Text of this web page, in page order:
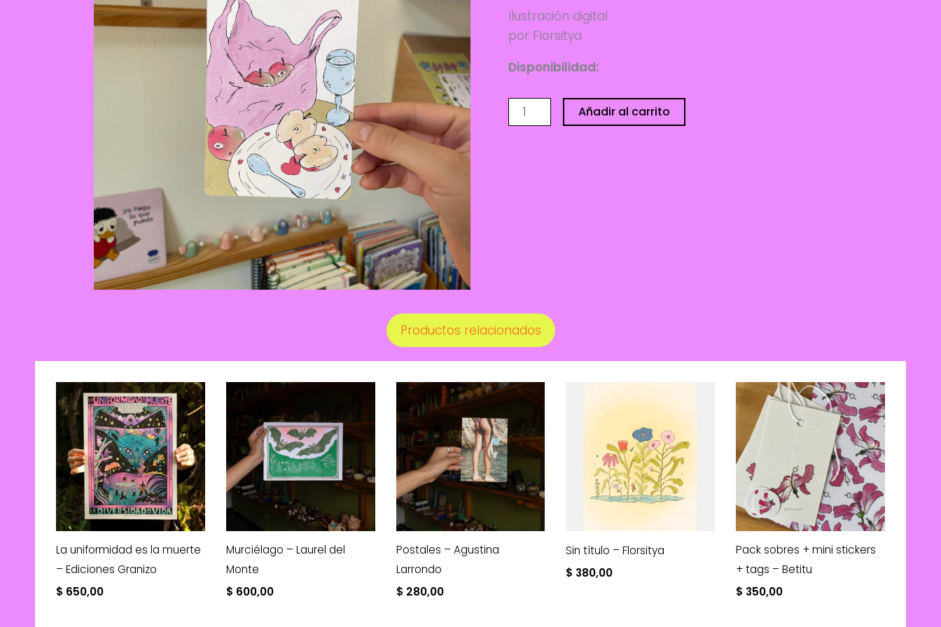
Ilustración digital
por Florsitya
Disponibilidad:
Postal
-
Añadir al carrito
Productos relacionados
La uniformidad es la muerte
– Ediciones Granizo
$ 650,00
Murciélago – Laurel del
Monte
$ 600,00
Postales – Agustina
Larrondo
$ 280,00
Sin título – Florsitya
$ 380,00
Pack sobres + mini stickers
+ tags – Betitu
$ 350,00